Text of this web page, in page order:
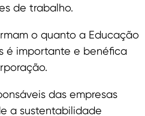
de trabalho.
o quanto a Educação
é importante e benéfica
das empresas
a sustentabilidade